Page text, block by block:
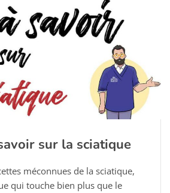
sur la sciatique
méconnues de la sciatique,
qui touche bien plus que le